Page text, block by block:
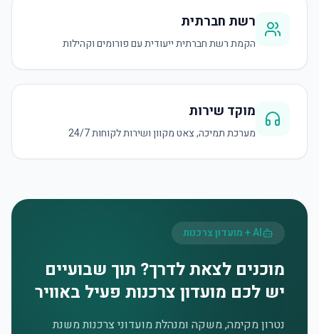
רשת חברתית
הקמת רשת חברתית ייעודית עם פורומים וקהילות
מוקד שירות
מערכת תמיכה, צאט מקוון ושירות לקוחות 24/7
AI + מועדון צרכנות
מוכנים לצאת לדרך? תוך שבועיים
יש לכם מועדון צרכנות פעיל באוויר
נטרון מקימה, משקה ומנהלת מועדוני צרכנות משנת